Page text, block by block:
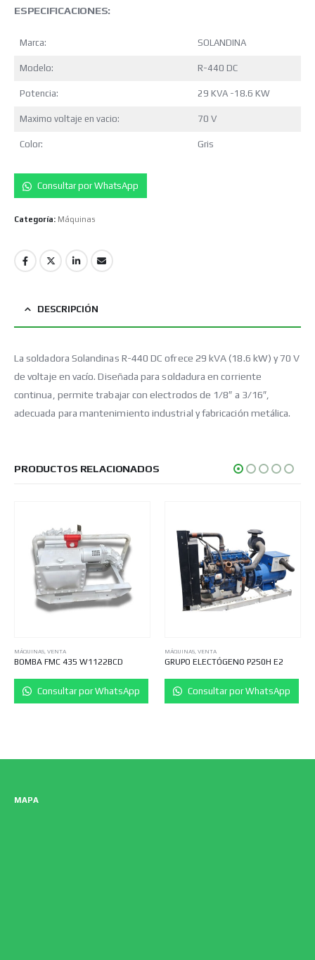
ESPECIFICACIONES:
Marca: SOLANDINA
Modelo: R-440 DC
Potencia: 29 KVA -18.6 KW
Maximo voltaje en vacio: 70 V
Color: Gris
Consultar por WhatsApp
Categoría: Máquinas
DESCRIPCIÓN
La soldadora Solandinas R-440 DC ofrece 29 kVA (18.6 kW) y 70 V
de voltaje en vacío. Diseñada para soldadura en corriente
continua, permite trabajar con electrodos de 1/8″ a 3/16″,
adecuada para mantenimiento industrial y fabricación metálica.
PRODUCTOS RELACIONADOS
MÁQUINAS, VENTA
BOMBA FMC 435 W1122BCD
Consultar por WhatsApp
MÁQUINAS, VENTA
GRUPO ELECTÓGENO P250H E2
Consultar por WhatsApp
MAPA